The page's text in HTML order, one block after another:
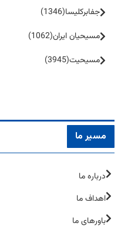
جفا‌بر‌کلیسا(1346)
مسیحیان ایران(1062)
مسیحیت(3945)
مسیر ما
درباره ما
اهداف ما
باورهای ما